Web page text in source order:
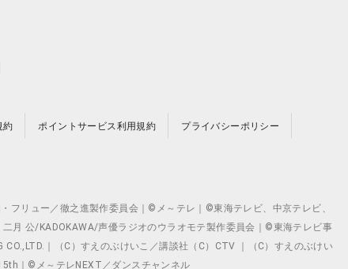
約 ポイントサービス利用規約 プライバシーポリシー
リュー／徹之進製作委員会｜©メ～テレ｜©東海テレビ、中京テレビ、
月 公/KADOKAWA/声優ラジオのウラオモテ製作委員会｜©東海テレビ事
｜（C）すえのぶけいこ／講談社（C）CTV ｜（C）すえのぶけい
｜©メ～テレNEXT／ダンスチャンネル